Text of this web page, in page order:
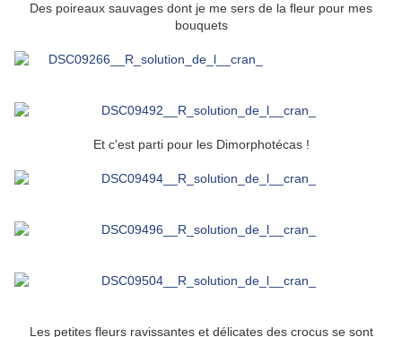
Des poireaux sauvages dont je me sers de la fleur pour mes
bouquets
Et c'est parti pour les Dimorphotécas !
Les petites fleurs ravissantes et délicates des crocus se sont